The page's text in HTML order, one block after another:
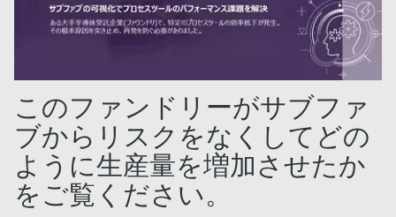
このファンドリーがサブファ
ブからリスクをなくしてどの
ように生産量を増加させたか
をご覧ください。